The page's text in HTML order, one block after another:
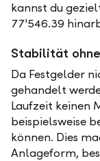
kannst du
77'546.39
Stabilität
Da Festgelder
gehandelt
Laufzeit keinen
beispielsweise
können. Dies
Anlageform,